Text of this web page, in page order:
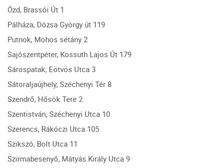
Ózd, Brassói Út 1
Pálháza, Dózsa György út 119
Putnok, Mohos sétány 2
Sajószentpéter, Kossuth Lajos Út 179
Sárospatak, Eötvös Utca 3
Sátoraljaújhely, Széchenyi Tér 8
Szendrő, Hősök Tere 2
Szentistván, Széchenyi Utca 10
Szerencs, Rákóczi Utca 105
Szikszó, Bolt Utca 11
Szirmabesenyő, Mátyás Király Utca 9